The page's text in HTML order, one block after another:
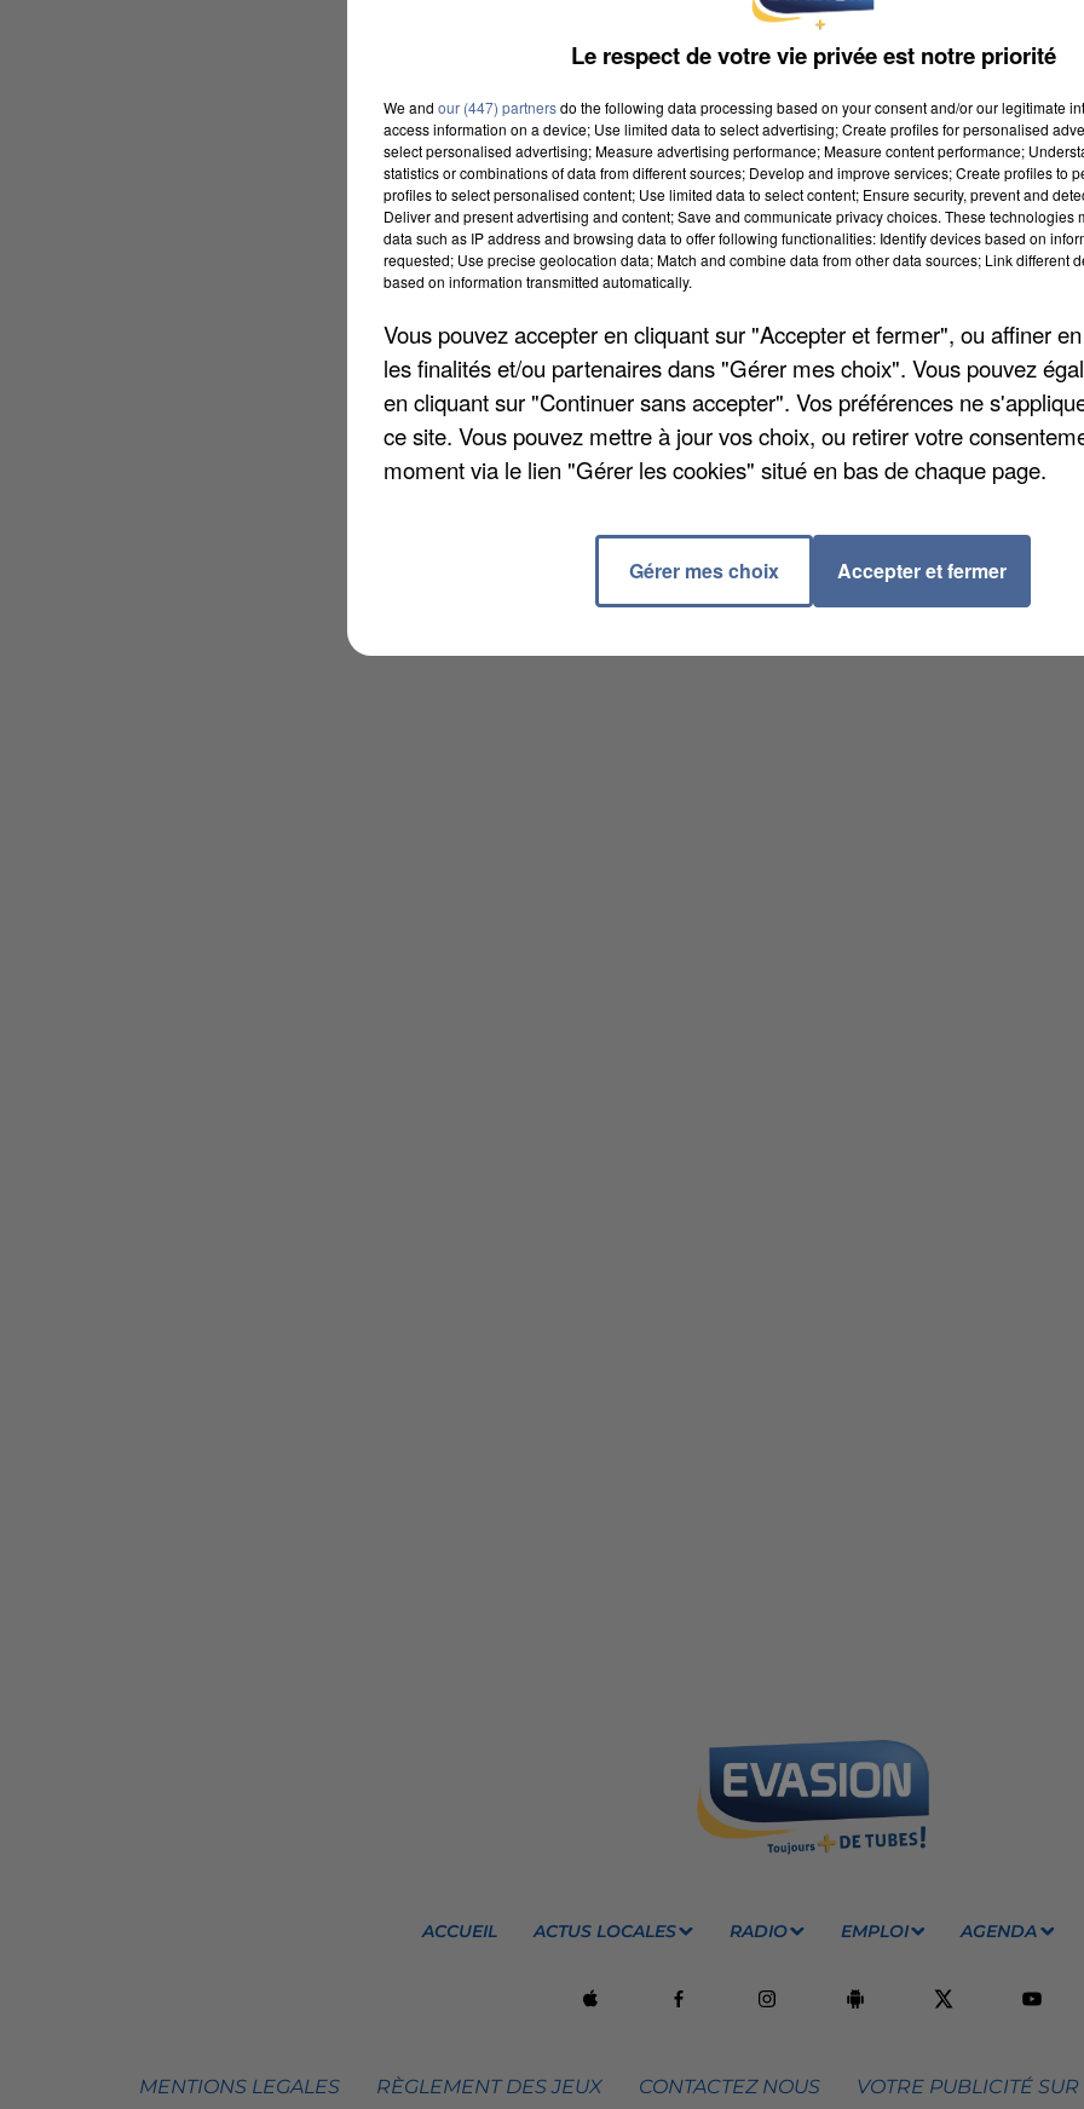
ACCUEIL ACTUS LOCALES RADIO EMPLOI AGENDA
MENTIONS LEGALES RÈGLEMENT DES JEUX CONTACTEZ NOUS VOTRE PUBLICITÉ
Le respect de votre vie privée est notre priorité
We and our (447) partnersdo the following data processing based on your consent and/or our legitimate
access information on a device; Use limited data to select advertising; Create profiles for personalised
select personalised advertising; Measure advertising performance; Measure content performance;
statistics or combinations of data from different sources; Develop and improve services; Create profiles to
profiles to select personalised content; Use limited data to select content; Ensure security, prevent and
Deliver and present advertising and content; Save and communicate privacy choices. These technologies
data such as IP address and browsing data to offer following functionalities: Identify devices based on
requested; Use precise geolocation data; Match and combine data from other data sources; Link different
based on information transmitted automatically.
Vous pouvez accepter en cliquant sur "Accepter et fermer", ou affiner
les finalités et/ou partenaires dans "Gérer mes choix". Vous pouvez
en cliquant sur "Continuer sans accepter". Vos préférences ne
ce site. Vous pouvez mettre à jour vos choix, ou retirer votre
moment via le lien "Gérer les cookies" situé en bas de chaque page.
Gérer mes choix Accepter et fermer